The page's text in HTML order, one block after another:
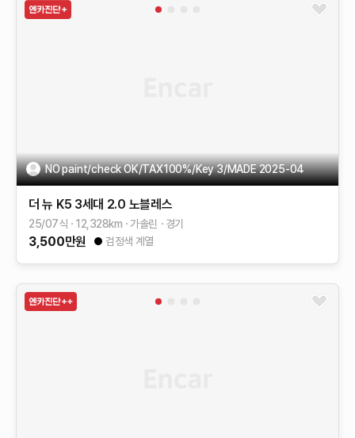
NO paint/check OK/TAX100%/Key 3/MADE 2025-04
더 뉴 K5 3세대 2.0 노블레스
25/07식 12,328km 가솔린 경기
3,500만원 검정색 계열